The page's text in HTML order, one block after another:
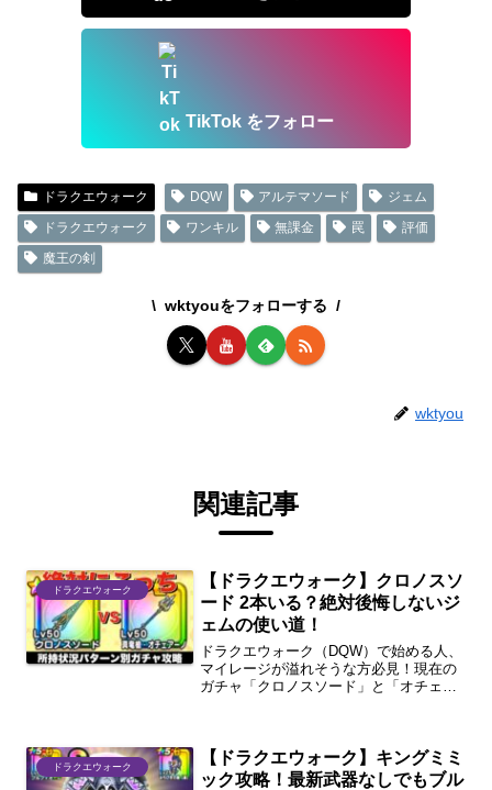
TikTok をフォロー
ドラクエウォーク DQW アルテマソード
ジェム
ドラクエウォーク
ワンキル 無課金 罠
評価
魔王の剣
wktyouをフォローする
wktyou
関連記事
ドラクエウォーク
【ドラクエウォーク】クロノスソ
ード 2本いる？絶対後悔しないジ
ェムの使い道！
ドラクエウォーク（DQW）で始める人、
マイレージが溢れそうな方必見！現在の
ガチャ「クロノスソード」と「オチェア
説します。絶対にやってはいけない限界
突破（凸）の注意点も！
ドラクエウォーク
【ドラクエウォーク】キングミミ
ック攻略！最新武器なしでもブル